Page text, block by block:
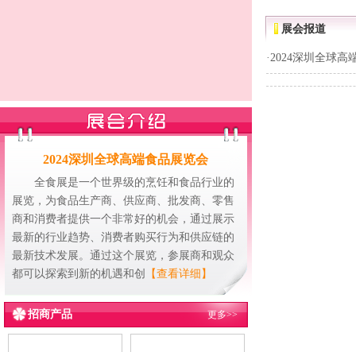
2024深圳全球高端食品展览会
全食展是一个世界级的烹饪和食品行业的
展览，为食品生产商、供应商、批发商、零售
商和消费者提供一个非常好的机会，通过展示
最新的行业趋势、消费者购买行为和供应链的
最新技术发展。通过这个展览，参展商和观众
都可以探索到新的机遇和创
【查看详细】
招商产品 更多>>
展会报道
·2024深圳全球高